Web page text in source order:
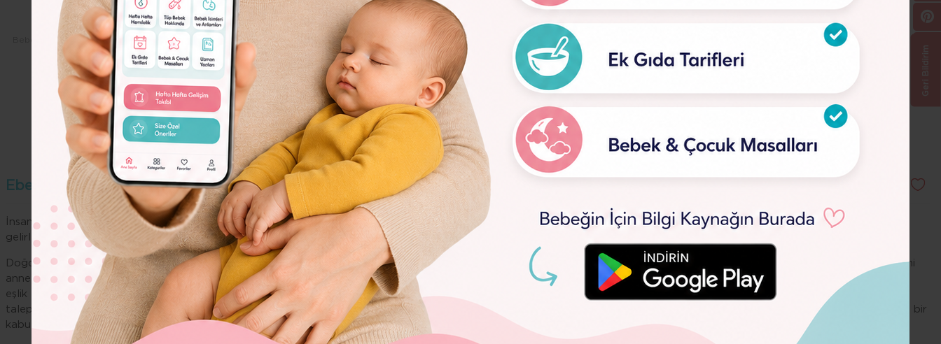
Çocuk Çocuk Gelişimi Ebeveyn Olmanın Nörokimyası
Ebeveyn Olmanın Nörokimyası
İnsan yavruları diğer tüm türlerden savunmasız, özgecil bakıma muhtaç, gelişmemiş bir beyin ve daha bağımlı bir şekilde dünyaya gelirler. Diğer türler tam bir beyinle dünya
gelirler oysa insan yavrusunun beyni biyolojik olarak biledoğum da 350-400 gr'dır. Bir senenin sonunda 1kg civarındadır.
Doğduktan sonra nöronlar arasındaki bağlantı ve sinapslar ise yetişkinlerle karşılaştırıldığında daha fazladır. Yeni doğmuş insan yavrusunun
lik ve erken çoçukluk dönemi
anneler ve doğrudan olmasa da ailenin geri kalanı için aşırı enerji tüketen zamanlardır. Çünkü bu dönemdeki beyin deneyimlerle beslendiği için çocuğun her deneyiminden ona
eşlik eden ebeveynler yer almalıdır. Çocuk dünyaya getirmenin verdiği acıya, hamileliğin ve emzirmenin sayısız rahatsızlığına ve yeni doğmuş bir bebeğin yaygaracı ve sürekli
taleplerine rağmen anneler kendilerini yıpratacak derecede olmasına karşın anneler
larını rahatlatmaya, doyurmaya ve korumaya adanmış nir hayatı kabullenirler. Böyle bir
kabulleniş nedeninden çok annenin bebeğimi istekle ve şefkatle özgecil bir bakıma sahiplenmesi şaşırtıcıdır.